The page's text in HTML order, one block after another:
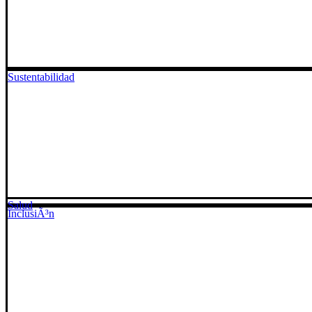
Sustentabilidad
InclusiÃ³n
Salud